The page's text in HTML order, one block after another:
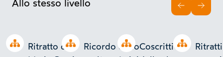
Allo stesso livello
Open tree Open tree
Ritratto di
Open tree
Ricordo dello
Open tree
Coscritti
INDIETRO